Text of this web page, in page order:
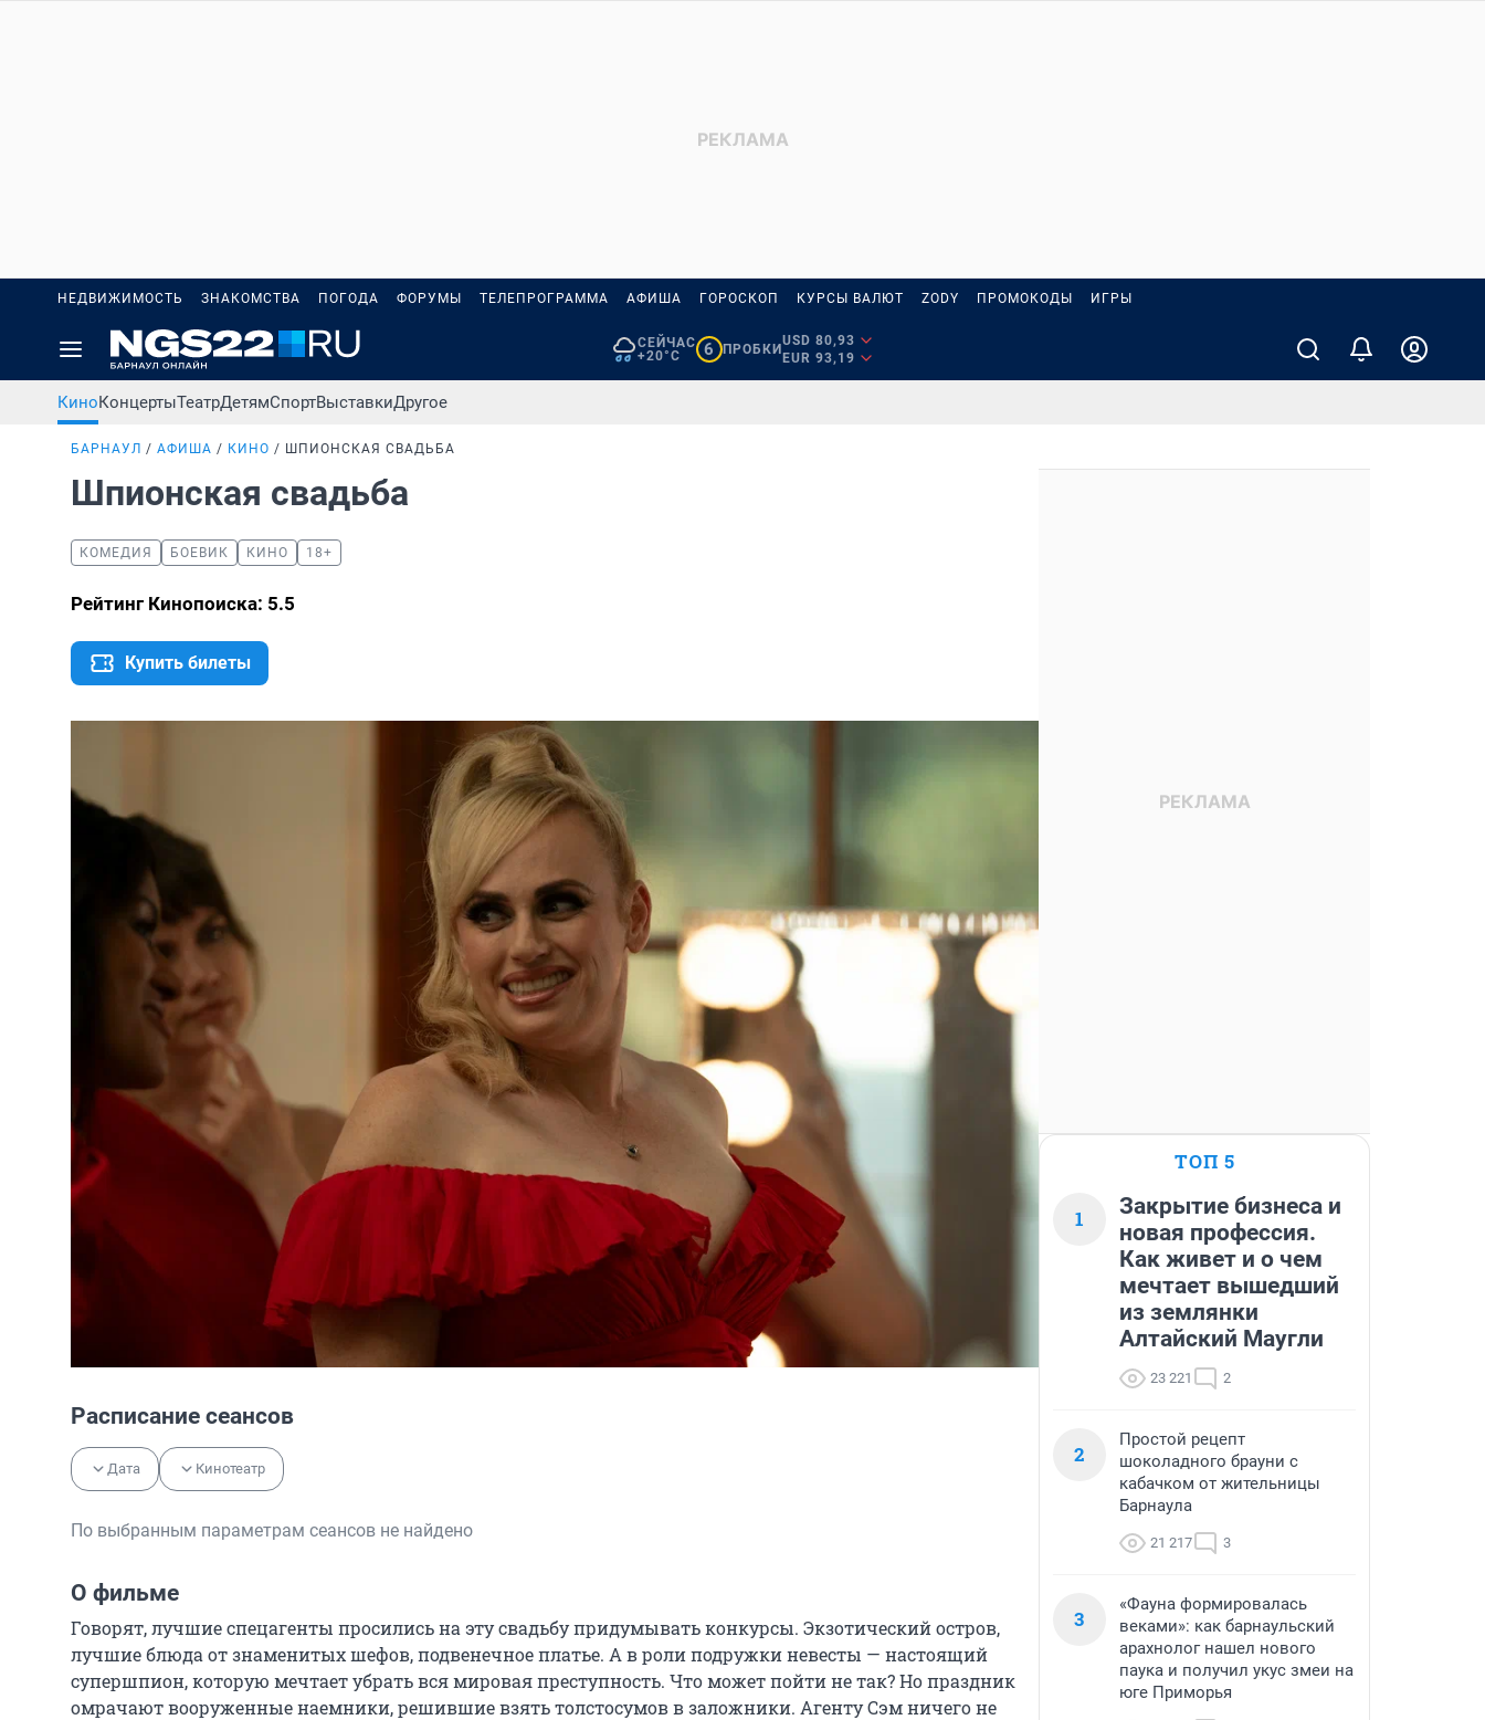
НЕДВИЖИМОСТЬ ЗНАКОМСТВА ПОГОДА ФОРУМЫ ТЕЛЕПРОГРАММА АФИША ГОРОСКОП КУРСЫ ВАЛЮТ ZODY ПРОМОКОДЫ ИГРЫ
СЕЙЧАС
+20°C
6 ПРОБКИ
USD 80,93
EUR 93,19
КиноКонцертыТеатрДетямСпортВыставкиДругое
БАРНАУЛ АФИША КИНО ШПИОНСКАЯ СВАДЬБА
Шпионская свадьба
КОМЕДИЯ БОЕВИК КИНО 18+
Рейтинг Кинопоиска: 5.5
Купить билеты
Расписание сеансов
Дата Кинотеатр
По выбранным параметрам сеансов не найдено
О фильме
Говорят, лучшие спецагенты просились на эту свадьбу придумывать конкурсы. Экзотический остров,
лучшие блюда от знаменитых шефов, подвенечное платье. А в роли подружки невесты — настоящий
супершпион, которую мечтает убрать вся мировая преступность. Что может пойти не так? Но праздник
омрачают вооруженные наемники, решившие взять толстосумов в заложники. Агенту Сэм ничего не
ТОП 5
1
Закрытие бизнеса и
новая профессия.
Как живет и о чем
мечтает вышедший
из землянки
Алтайский Маугли
23 221 2
2
Простой рецепт
шоколадного брауни с
кабачком от жительницы
Барнаула
21 217 3
3
«Фауна формировалась
веками»: как барнаульский
арахнолог нашел нового
паука и получил укус змеи на
юге Приморья